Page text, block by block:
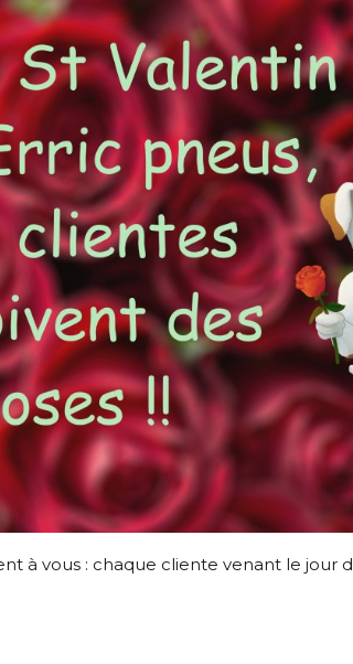
à vous : chaque cliente venant le jour